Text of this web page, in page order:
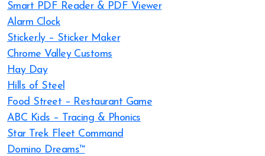
Smart PDF Reader & PDF Viewer
Alarm Clock
Sticker.ly – Sticker Maker
Chrome Valley Customs
Hay Day
Hills of Steel
Food Street – Restaurant Game
ABC Kids – Tracing & Phonics
Star Trek Fleet Command
Domino Dreams™